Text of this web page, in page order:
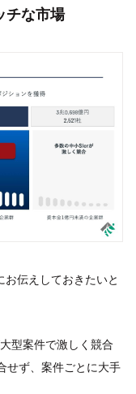
チな市場
伝えしておきたいと
型案件で激しく競合
せず、案件ごとに大手